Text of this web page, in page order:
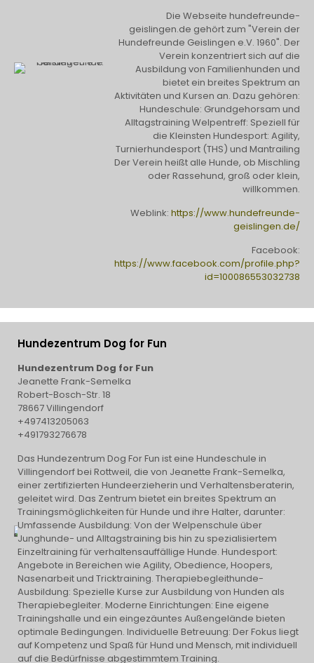
Die Webseite hundefreunde-
geislingen.de gehört zum "Verein der
Hundefreunde Geislingen e.V. 1960". Der
Verein konzentriert sich auf die
Ausbildung von Familienhunden und
bietet ein breites Spektrum an
Aktivitäten und Kursen an. Dazu gehören:
Hundeschule: Grundgehorsam und
Alltagstraining Welpentreff: Speziell für
die Kleinsten Hundesport: Agility,
Turnierhundesport (THS) und Mantrailing
Der Verein heißt alle Hunde, ob Mischling
oder Rassehund, groß oder klein,
willkommen.
Weblink: https://www.hundefreunde-
geislingen.de/
Facebook:
https://www.facebook.com/profile.php?
id=100086553032738
Hundezentrum Dog for Fun
Hundezentrum Dog for Fun
Jeanette Frank-Semelka
Robert-Bosch-Str. 18
78667 Villingendorf
+497413205063
+491793276678
Das Hundezentrum Dog For Fun ist eine Hundeschule in
Villingendorf bei Rottweil, die von Jeanette Frank-Semelka,
einer zertifizierten Hundeerzieherin und Verhaltensberaterin,
geleitet wird. Das Zentrum bietet ein breites Spektrum an
Trainingsmöglichkeiten für Hunde und ihre Halter, darunter:
Umfassende Ausbildung: Von der Welpenschule über
Junghunde- und Alltagstraining bis hin zu spezialisiertem
Einzeltraining für verhaltensauffällige Hunde. Hundesport:
Angebote in Bereichen wie Agility, Obedience, Hoopers,
Nasenarbeit und Tricktraining. Therapiebegleithunde-
Ausbildung: Spezielle Kurse zur Ausbildung von Hunden als
Therapiebegleiter. Moderne Einrichtungen: Eine eigene
Trainingshalle und ein eingezäuntes Außengelände bieten
optimale Bedingungen. Individuelle Betreuung: Der Fokus liegt
auf Kompetenz und Spaß für Hund und Mensch, mit individuell
auf die Bedürfnisse abgestimmtem Training.